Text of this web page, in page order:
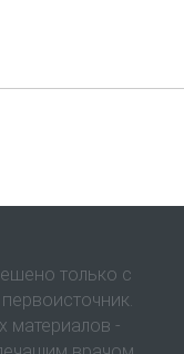
только с
материалов -